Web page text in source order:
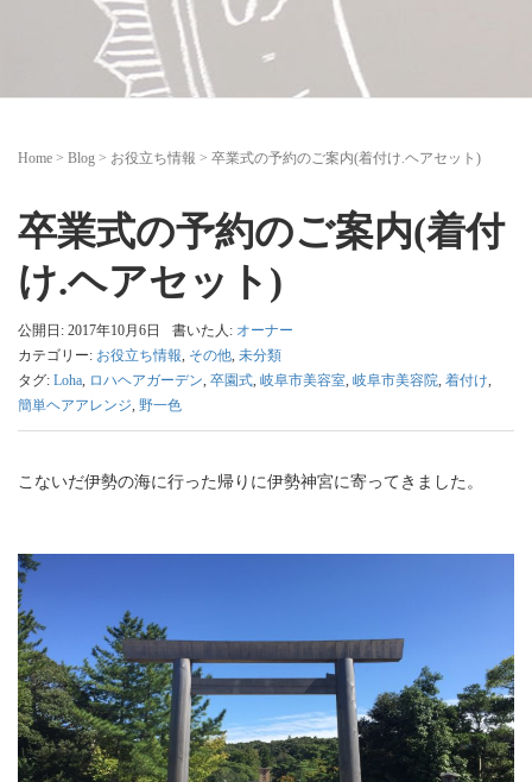
Home > Blog > お役立ち情報 > 卒業式の予約のご案内(着付け.ヘアセット)
卒業式の予約のご案内(着付
け.ヘアセット)
公開日: 2017年10月6日 書いた人: オーナー
カテゴリー: お役立ち情報, その他, 未分類
タグ: Loha, ロハヘアガーデン, 卒園式, 岐阜市美容室, 岐阜市美容院, 着付け,
簡単ヘアアレンジ, 野一色
こないだ伊勢の海に行った帰りに伊勢神宮に寄ってきました。